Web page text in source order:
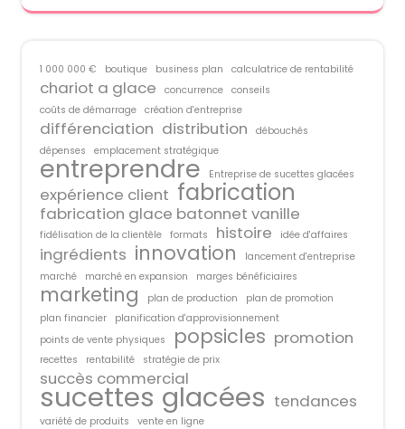
1 000 000 € boutique business plan calculatrice de rentabilité
chariot a glace concurrence conseils
coûts de démarrage création d'entreprise
différenciation distribution
débouchés
dépenses
emplacement stratégique
entreprendre Entreprise de sucettes glacées
expérience client fabrication
fabrication glace batonnet vanille
fidélisation de la clientèle formats histoire idée d'affaires
ingrédients innovation
lancement d'entreprise
marché
marché en expansion marges bénéficiaires
marketing plan de production
plan de promotion
plan financier
planification d'approvisionnement
points de vente physiques
popsicles promotion
recettes rentabilité stratégie de prix
succès commercial
sucettes glacées tendances
variété de produits vente en ligne